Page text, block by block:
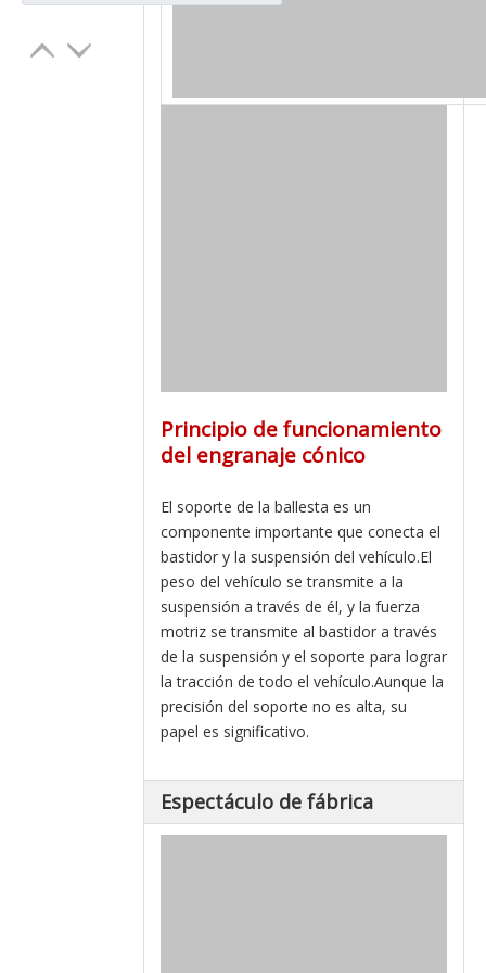
Principio de funcionamiento
del engranaje cónico
El soporte de la ballesta es un
componente importante que conecta el
bastidor y la suspensión del vehículo.El
peso del vehículo se transmite a la
suspensión a través de él, y la fuerza
motriz se transmite al bastidor a través
de la suspensión y el soporte para lograr
la tracción de todo el vehículo.Aunque la
precisión del soporte no es alta, su
papel es significativo.
Espectáculo de fábrica